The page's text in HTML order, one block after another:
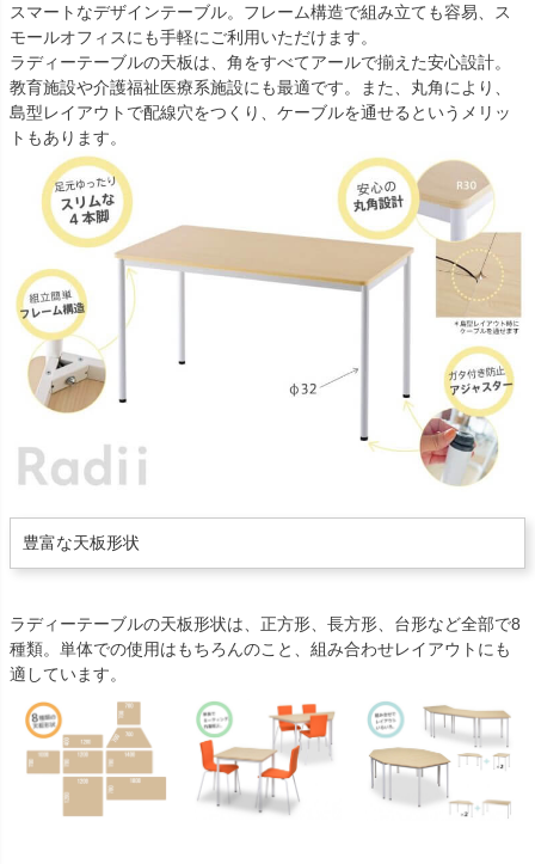
スマートなデザインテーブル。フレーム構造で組み立ても容易、ス
モールオフィスにも手軽にご利用いただけます。
ラディーテーブルの天板は、角をすべてアールで揃えた安心設計。
教育施設や介護福祉医療系施設にも最適です。また、丸角により、
島型レイアウトで配線穴をつくり、ケーブルを通せるというメリッ
トもあります。
豊富な天板形状
ラディーテーブルの天板形状は、正方形、長方形、台形など全部で8
種類。単体での使用はもちろんのこと、組み合わせレイアウトにも
適しています。